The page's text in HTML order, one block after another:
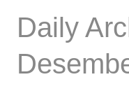
Daily